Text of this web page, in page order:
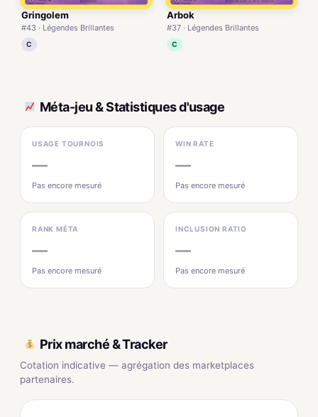
Gringolem
#43 · Légendes Brillantes
C
Arbok
#37 · Légendes Brillantes
C
Méta-jeu & Statistiques d'usage
USAGE TOURNOIS
—
Pas encore mesuré
WIN RATE
—
Pas encore mesuré
RANK MÉTA
—
Pas encore mesuré
INCLUSION RATIO
—
Pas encore mesuré
Prix marché & Tracker
Cotation indicative — agrégation des marketplaces
partenaires.